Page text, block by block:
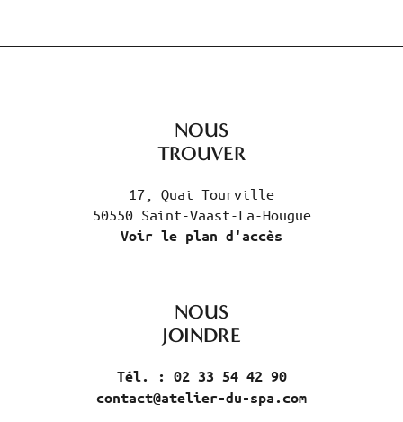
NOUS
TROUVER
17, Quai Tourville
50550 Saint-Vaast-La-Hougue
Voir le plan d'accès
NOUS
JOINDRE
Tél. : 02 33 54 42 90
contact@atelier-du-spa.com